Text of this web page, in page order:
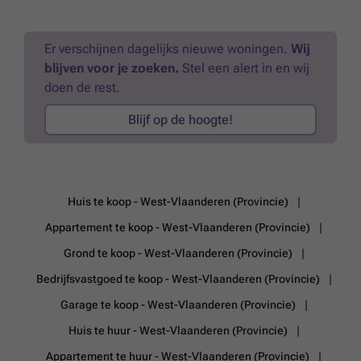
Er verschijnen dagelijks nieuwe woningen. Wij
blijven voor je zoeken. Stel een alert in en wij
doen de rest.
Blijf op de hoogte!
Huis te koop - West-Vlaanderen (Provincie)
Appartement te koop - West-Vlaanderen (Provincie)
Grond te koop - West-Vlaanderen (Provincie)
Bedrijfsvastgoed te koop - West-Vlaanderen (Provincie)
Garage te koop - West-Vlaanderen (Provincie)
Huis te huur - West-Vlaanderen (Provincie)
Appartement te huur - West-Vlaanderen (Provincie)